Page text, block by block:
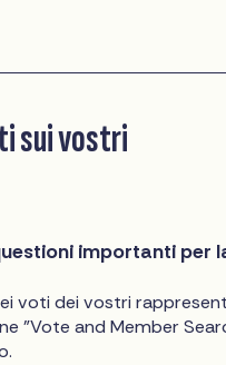
sui vostri
importanti per
voti dei vostri
"Vote and Member